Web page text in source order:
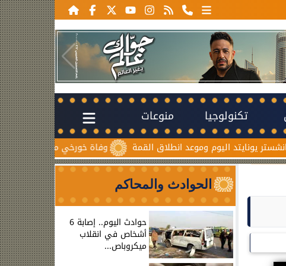
تكنولوجيا منوعات
وفاة خورخي ميسي والد نجم اليوم وموعد انطلاق القمة
الحوادث والمحاكم
حوادث اليوم.. إصابة 6
أشخاص في انقلاب
ميكروباص...